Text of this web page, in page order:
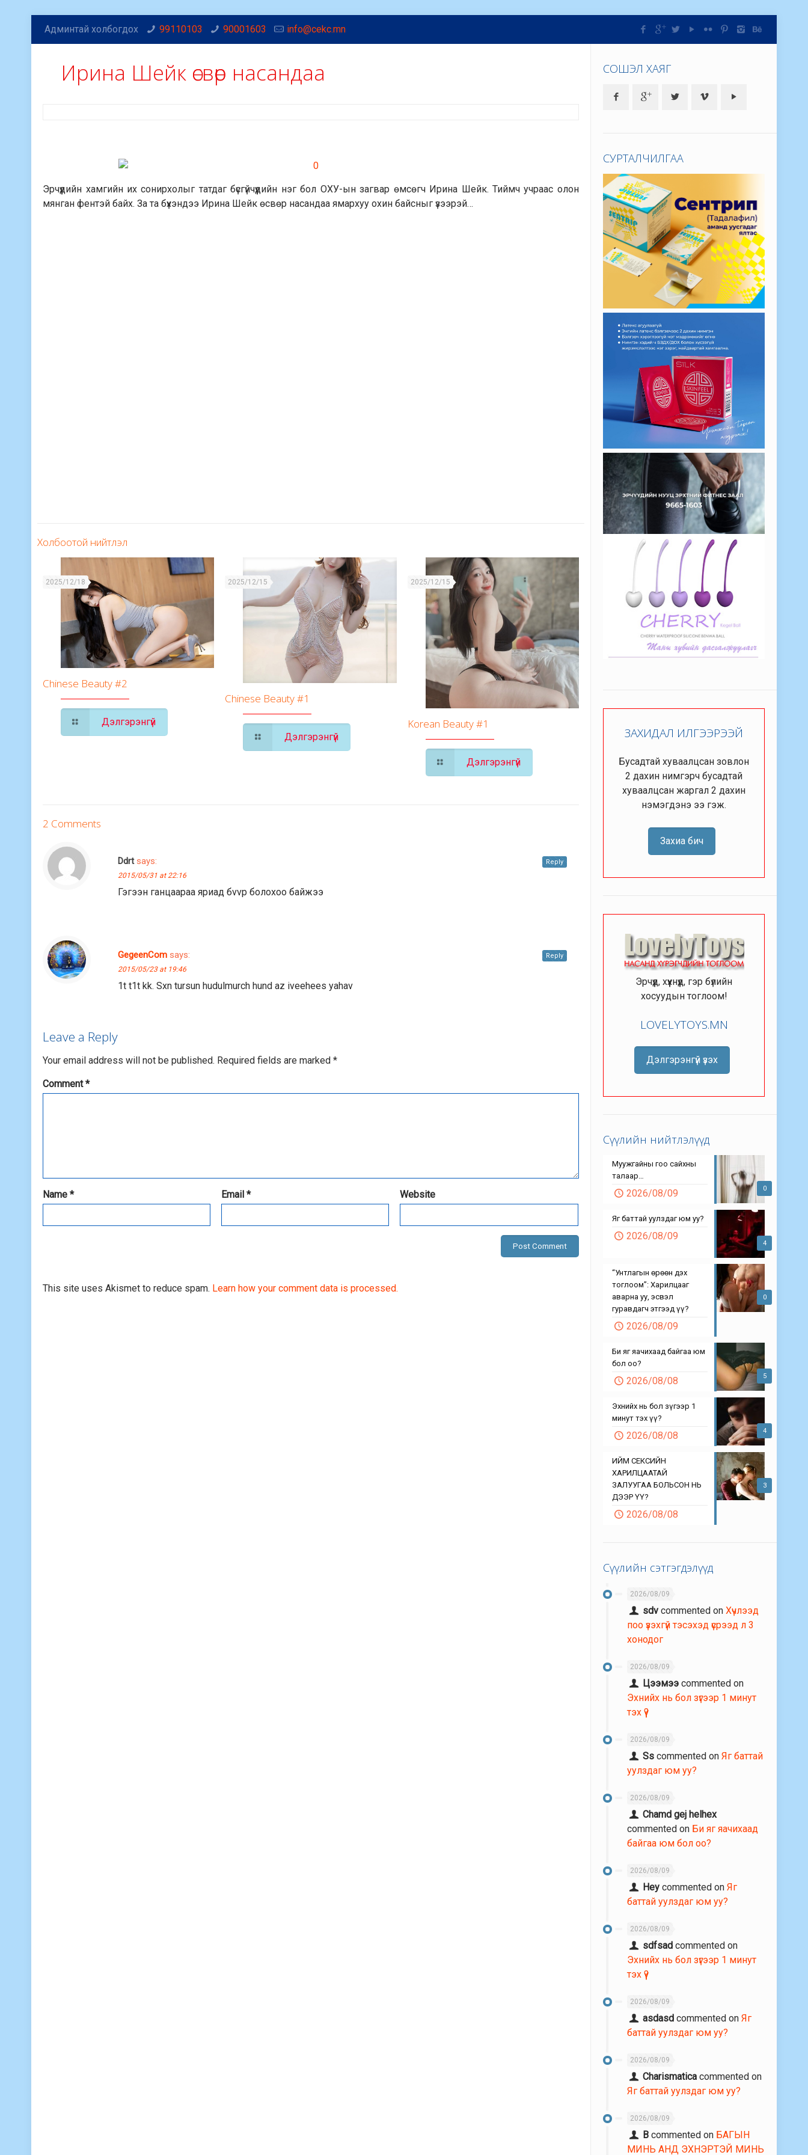
Админтай холбогдох 99110103 90001603 info@cekc.mn
Ирина Шейк өсвөр насандаа
Эрчүүдийн хамгийн их сонирхолыг татдаг бүсгүйчүүдийн нэг бол ОХУ-ын загвар өмсөгч Ирина Шейк. Тиймч учраас олон
мянган фентэй байх. За та бүхэндээ Ирина Шейк өсвөр насандаа ямархуу охин байсныг үзээрэй…
Холбоотой нийтлэл
2025/12/18
Chinese Beauty #2
Дэлгэрэнгүй
2025/12/15
Chinese Beauty #1
Дэлгэрэнгүй
2025/12/15
Korean Beauty #1
Дэлгэрэнгүй
2 Comments
Ddrt says:
2015/05/31 at 22:16
Гэгээн ганцаараа яриад бvvр болохоо байжээ
Reply
GegeenCom says:
2015/05/23 at 19:46
1t t1t kk. Sxn tursun hudulmurch hund az iveehees yahav
Reply
Leave a Reply
Your email address will not be published. Required fields are marked*
Comment*
Name* Email* Website
This site uses Akismet to reduce spam. Learn how your comment data is processed.
СОШЭЛ ХАЯГ
СУРТАЛЧИЛГАА
ЗАХИДАЛ ИЛГЭЭРЭЭЙ
Бусадтай хуваалцсан зовлон
2 дахин нимгэрч бусадтай
хуваалцсан жаргал 2 дахин
нэмэгдэнэ ээ гэж.
Захиа бич
Эрчүүд, хүүхнүүд, гэр бүлийн
хосуудын тоглоом!
LOVELYTOYS.MN
Дэлгэрэнгүй үзэх
Сүүлийн нийтлэлүүд
0
Муужгайны гоо сайхны
талаар…
2026/08/09
4
Яг баттай уулздаг юм уу?
2026/08/09
0
“Унтлагын өрөөн дэх
тоглоом”: Харилцааг
аварна уу, эсвэл
гуравдагч этгээд үү?
2026/08/09
5
Би яг яачихаад байгаа юм
бол оо?
2026/08/08
4
Эхнийх нь бол зүгээр 1
минут тэх үү?
2026/08/08
3
ИЙМ СЕКСИЙН
ХАРИЛЦААТАЙ
ЗАЛУУГАА БОЛЬСОН НЬ
ДЭЭР ҮҮ?
2026/08/08
Сүүлийн сэтгэгдэлүүд
2026/08/09
sdv commented onХүчлээд
поо үзэхгүй тэсэхэд үсрээд л 3
хонодог
2026/08/09
Цээмээ commented on
Эхнийх нь бол зүгээр 1 минут
тэх үү?
2026/08/09
Ss commented onЯг баттай
уулздаг юм уу?
2026/08/09
Chamd gej helhex
commented on Би яг яачихаад
байгаа юм бол оо?
2026/08/09
Hey commented onЯг
баттай уулздаг юм уу?
2026/08/09
sdfsad commented on
Эхнийх нь бол зүгээр 1 минут
тэх үү?
2026/08/09
asdasd commented onЯг
баттай уулздаг юм уу?
2026/08/09
Charismatica commented on
Яг баттай уулздаг юм уу?
2026/08/09
В commented on БАГЫН
МИНЬ АНД ЭХНЭРТЭЙ МИНЬ